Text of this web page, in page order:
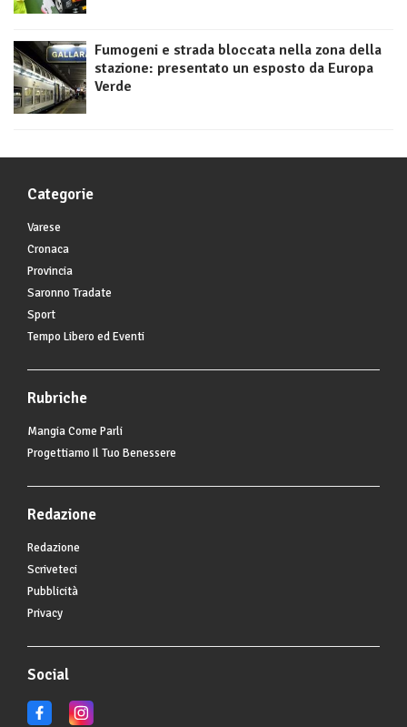
Fumogeni e strada bloccata nella zona della
stazione: presentato un esposto da Europa
Verde
Categorie
Varese
Cronaca
Provincia
Saronno Tradate
Sport
Tempo Libero ed Eventi
Rubriche
Mangia Come Parli
Progettiamo Il Tuo Benessere
Redazione
Redazione
Scriveteci
Pubblicità
Privacy
Social